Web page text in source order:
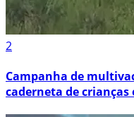
2
Campanha de
caderneta de crianças